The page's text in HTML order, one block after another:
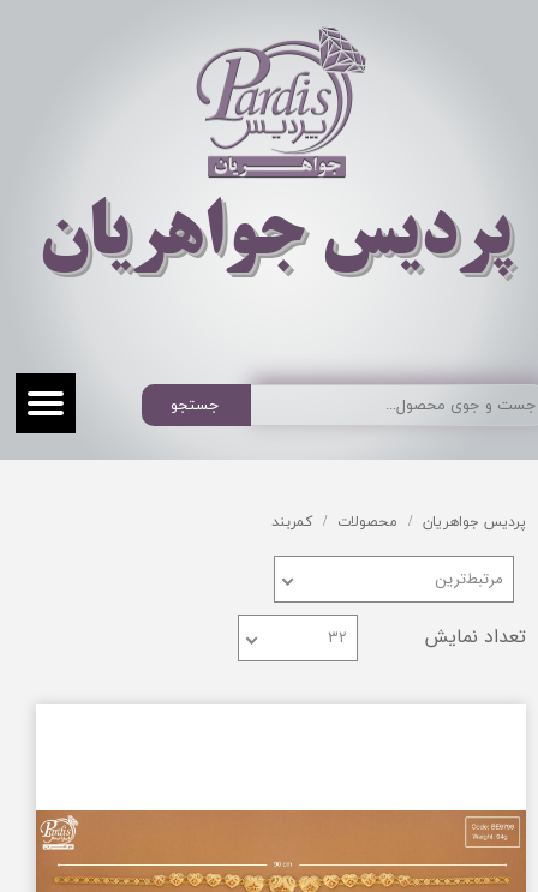
​​​​پردیس جواهریان
جستجو
پردیس جواهریان محصولات کمربند
مرتبط‌ترین
تعداد نمایش ۳۲